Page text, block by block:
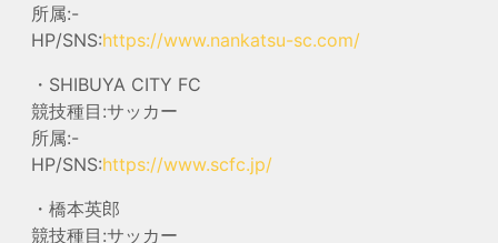
所属:-
HP/SNS:https://www.nankatsu-sc.com/
・SHIBUYA CITY FC
競技種目:サッカー
所属:-
HP/SNS:https://www.scfc.jp/
・橋本英郎
競技種目:サッカー